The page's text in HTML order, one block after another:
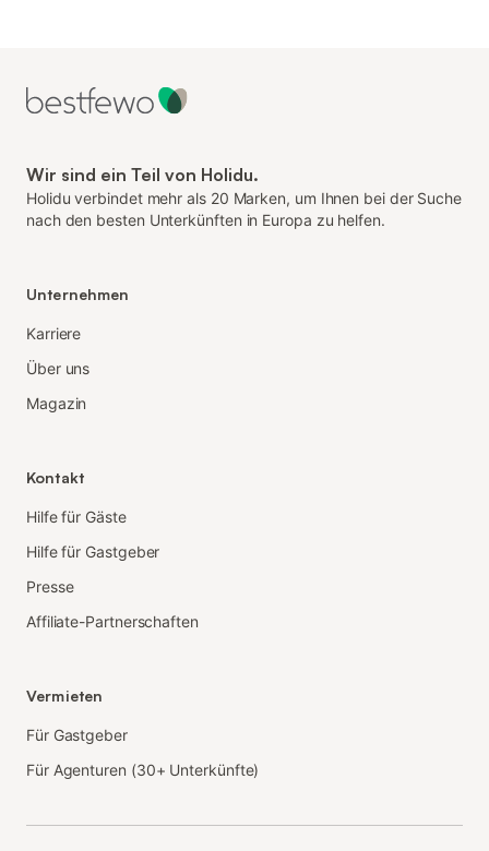
Wir sind ein Teil von Holidu.
Holidu verbindet mehr als 20 Marken, um Ihnen bei der Suche
nach den besten Unterkünften in Europa zu helfen.
Unternehmen
Karriere
Über uns
Magazin
Kontakt
Hilfe für Gäste
Hilfe für Gastgeber
Presse
Affiliate-Partnerschaften
Vermieten
Für Gastgeber
Für Agenturen (30+ Unterkünfte)